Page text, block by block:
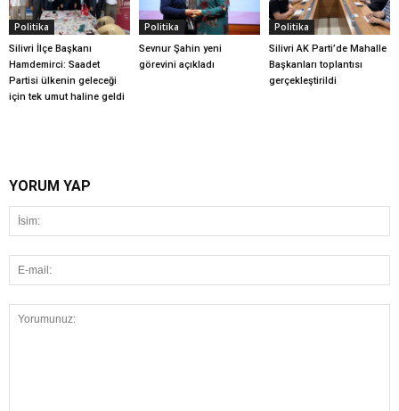
Politika
Silivri İlçe Başkanı
Hamdemirci: Saadet
Partisi ülkenin geleceği
için tek umut haline geldi
Politika
Sevnur Şahin yeni
görevini açıkladı
Politika
Silivri AK Parti’de Mahalle
Başkanları toplantısı
gerçekleştirildi
YORUM YAP